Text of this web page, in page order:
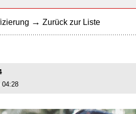
→ Zurück zur Liste
04:28